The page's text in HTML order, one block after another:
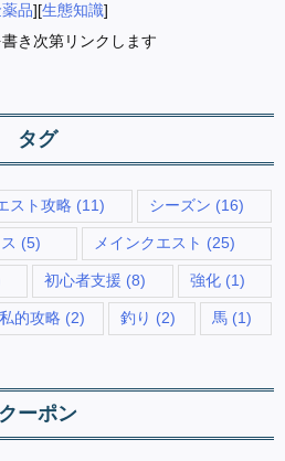
品][生態知識]
き次第リンクします
タグ
スト攻略 (11) シーズン (16)
(5) メインクエスト (25)
初心者支援 (8) 強化(1)
私的攻略 (2) 釣り (2) 馬 (1)
クーポン